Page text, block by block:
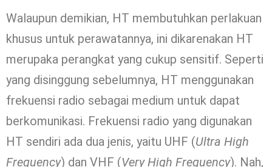
Walaupun demikian, HT membutuhkan perlakuan
khusus untuk perawatannya, ini dikarenakan HT
merupaka perangkat yang cukup sensitif. Seperti
yang disinggung sebelumnya, HT menggunakan
frekuensi radio sebagai medium untuk dapat
berkomunikasi. Frekuensi radio yang digunakan
HT sendiri ada dua jenis, yaitu UHF (Ultra High
Frequency) dan VHF (Very High Frequency). Nah,